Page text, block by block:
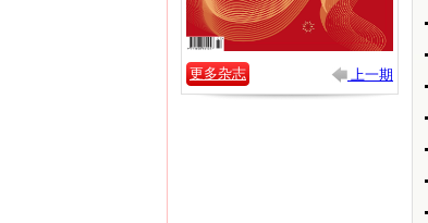
更多杂志 上一期